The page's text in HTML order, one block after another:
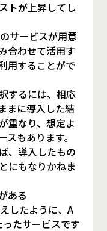
トが上昇してし
サービスが用意
合わせて活用す
用することがで
するには、相応
まに導入した結
重なり、想定よ
もあります。
、導入したもの
にもなりかねま
ある
したように、A
たサービスです